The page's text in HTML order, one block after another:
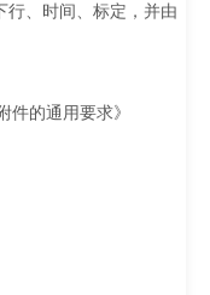
行、时间、标定，并由
的通用要求》